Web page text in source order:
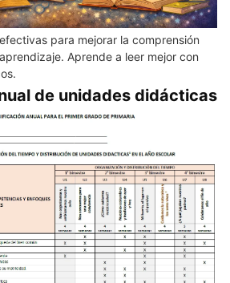
para mejorar la comprensión
Aprende a leer mejor con
de unidades didácticas